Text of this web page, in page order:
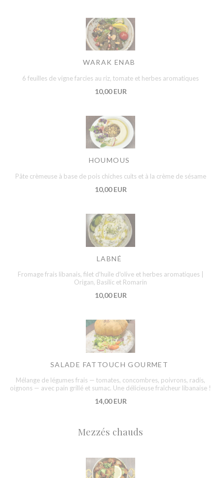
WARAK ENAB
6 feuilles de vigne farcies au riz, tomate et herbes aromatiques
10,00 EUR
HOUMOUS
Pâte crèmeuse à base de pois chiches cuits et à la crème de sésame
10,00 EUR
LABNÉ
Fromage frais libanais, filet d'huile d'olive et herbes aromatiques |
Origan, Basilic et Romarin
10,00 EUR
SALADE FATTOUCH GOURMET
Mélange de légumes frais — tomates, concombres, poivrons, radis,
oignons — avec pain grillé et sumac. Une délicieuse fraîcheur libanaise !
14,00 EUR
Mezzés chauds